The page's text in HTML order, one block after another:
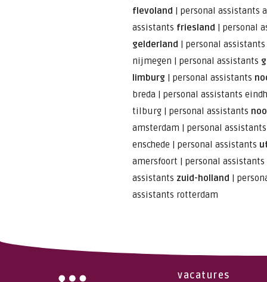
flevoland | personal assistants
assistants friesland | personal
gelderland | personal
nijmegen | personal assistants
limburg | personal assistants
breda | personal assistants
tilburg| personal assistants
amsterdam | personal
enschede | personal assistants
amersfoort | personal assistants
assistants zuid-holland |
assistants rotterdam
vacatures